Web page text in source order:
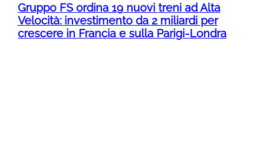
Gruppo FS ordina 19 nuovi treni ad Alta
Velocità: investimento da 2 miliardi per
crescere in Francia e sulla Parigi-Londra